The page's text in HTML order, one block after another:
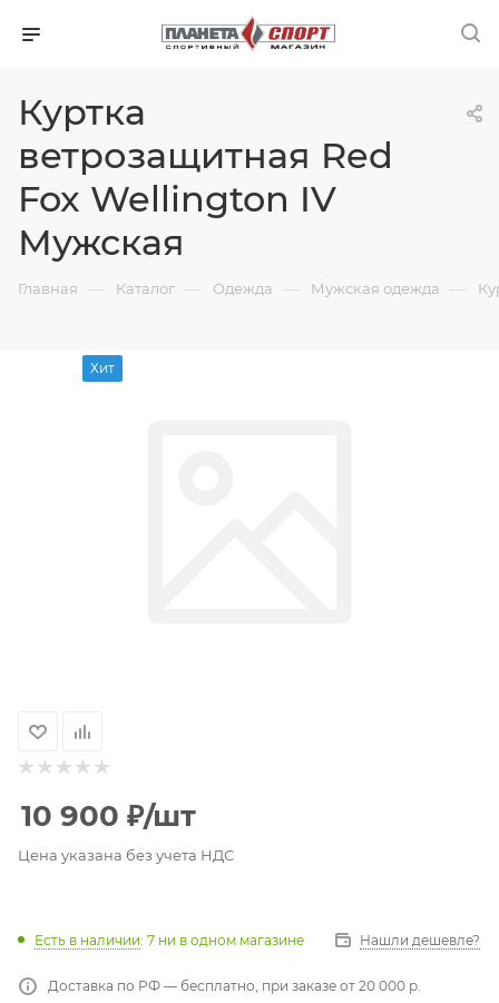
Куртка
ветрозащитная Red
Fox Wellington IV
Мужская
Главная — Каталог — Одежда — Мужская одежда —
Хит
10 900 ₽/шт
Цена указана без учета НДС
Есть в наличии: 7 ни в одном магазине Нашли дешевле?
Доставка по РФ — бесплатно, при заказе от 20 000 р.